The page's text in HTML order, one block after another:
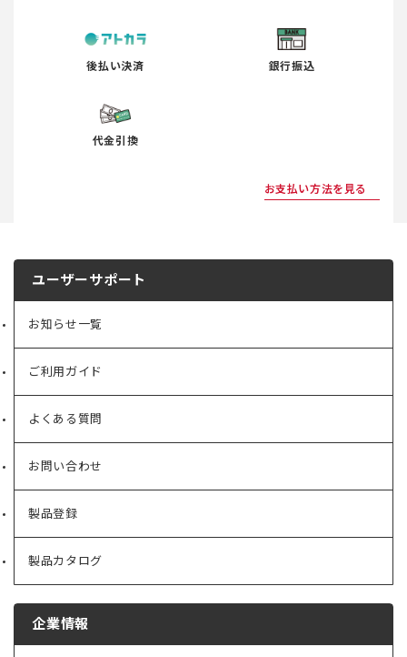
後払い決済 銀行振込
代金引換
お支払い方法を見る
ユーザーサポート
お知らせ一覧
ご利用ガイド
よくある質問
お問い合わせ
製品登録
製品カタログ
企業情報